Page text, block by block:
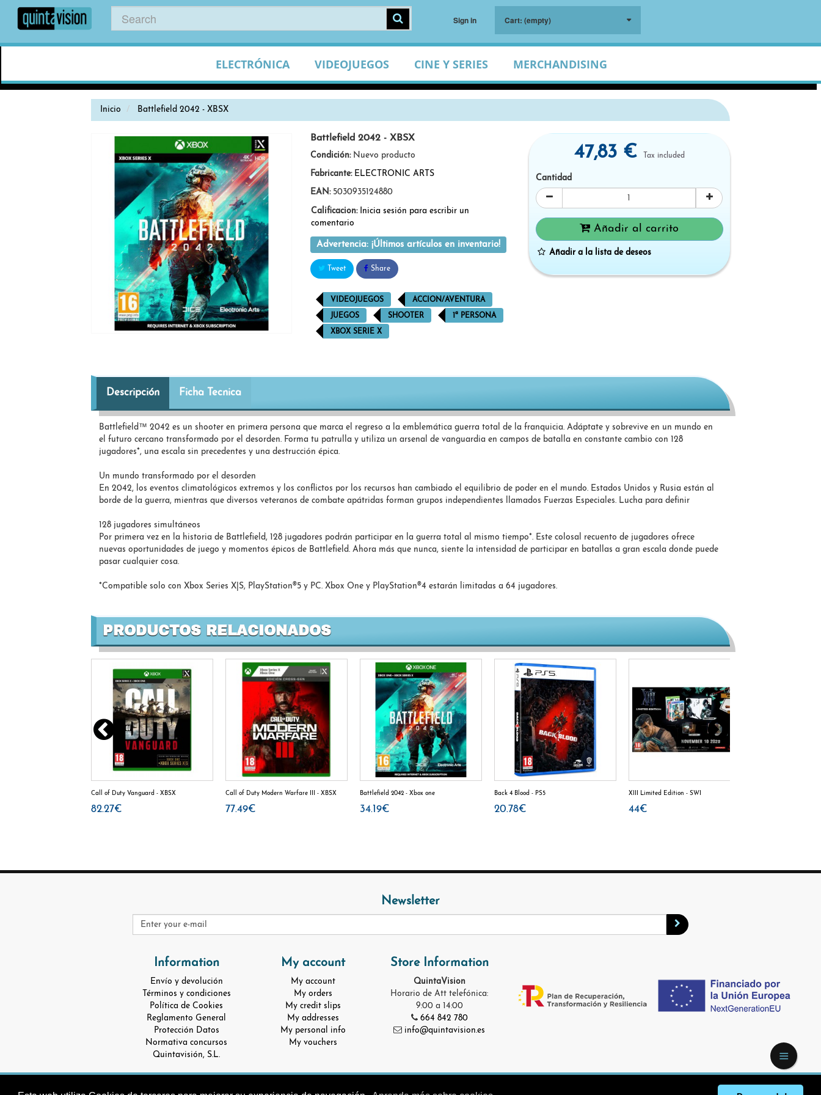
Sign in Cart: (empty)
ELECTRÓNICA VIDEOJUEGOS CINE Y SERIES MERCHANDISING
Inicio Battlefield 2042 - XBSX
Battlefield 2042 - XBSX
Condición: Nuevo producto
Fabricante: ELECTRONIC ARTS
EAN: 5030935124880
Calificacion: Inicia sesión para escribir un
comentario
Advertencia: ¡Últimos artículos en inventario!
Tweet Share
VIDEOJUEGOS ACCION/AVENTURA
JUEGOS SHOOTER 1ª PERSONA
XBOX SERIE X
47,83 € Tax included
Cantidad
Añadir al carrito
Añadir a la lista de deseos
Descripción Ficha Tecnica
Battlefield™ 2042 es un shooter en primera persona que marca el regreso a la emblemática guerra total de la franquicia. Adáptate y sobrevive en un mundo en
el futuro cercano transformado por el desorden. Forma tu patrulla y utiliza un arsenal de vanguardia en campos de batalla en constante cambio con 128
jugadores*, una escala sin precedentes y una destrucción épica.
Un mundo transformado por el desorden
En 2042, los eventos climatológicos extremos y los conflictos por los recursos han cambiado el equilibrio de poder en el mundo. Estados Unidos y Rusia están al
borde de la guerra, mientras que diversos veteranos de combate apátridas forman grupos independientes llamados Fuerzas Especiales. Lucha para definir
128 jugadores simultáneos
Por primera vez en la historia de Battlefield, 128 jugadores podrán participar en la guerra total al mismo tiempo*. Este colosal recuento de jugadores ofrece
nuevas oportunidades de juego y momentos épicos de Battlefield. Ahora más que nunca, siente la intensidad de participar en batallas a gran escala donde puede
pasar cualquier cosa.
*Compatible solo con Xbox Series X|S, PlayStation®5 y PC. Xbox One y PlayStation®4 estarán limitadas a 64 jugadores.
PRODUCTOS RELACIONADOS
Call of Duty Vanguard - XBSX
82.27€
Call of Duty Modern Warfare III - XBSX
77.49€
Battlefield 2042 - Xbox one
34.19€
Back 4 Blood - PS5
20.78€
XIII Limited Edition - SWI
44€
Newsletter
Information
Envío y devolución
Términos y condiciones
Política de Cookies
Reglamento General
Protección Datos
Normativa concursos
Quintavisión, S.L.
My account
My account
My orders
My credit slips
My addresses
My personal info
My vouchers
Store Information
QuintaVision
Horario de Att telefónica:
9:00 a 14:00
664 842 780
info@quintavision.es
© Quinta Vision 2025